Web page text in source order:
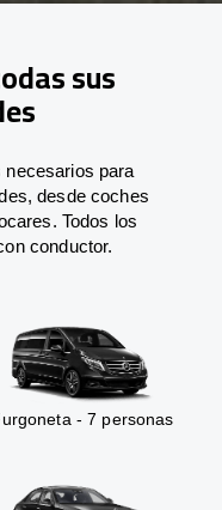
sus
para
desde coches
Todos los
conductor.
- 7 personas